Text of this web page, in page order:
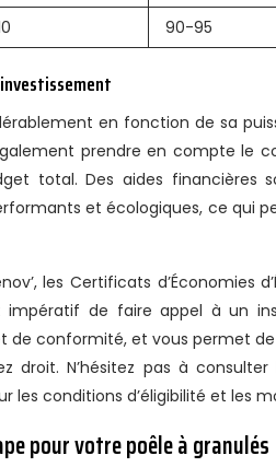
90-95
en fonction de sa
prendre en compte le
total. Des aides financières
et écologiques, ce qui
les Certificats d’Économies
impératif de faire appel à un
de conformité, et vous permet
droit. N’hésitez pas à
les conditions d’éligibilité et les
pour votre poêle à granulés